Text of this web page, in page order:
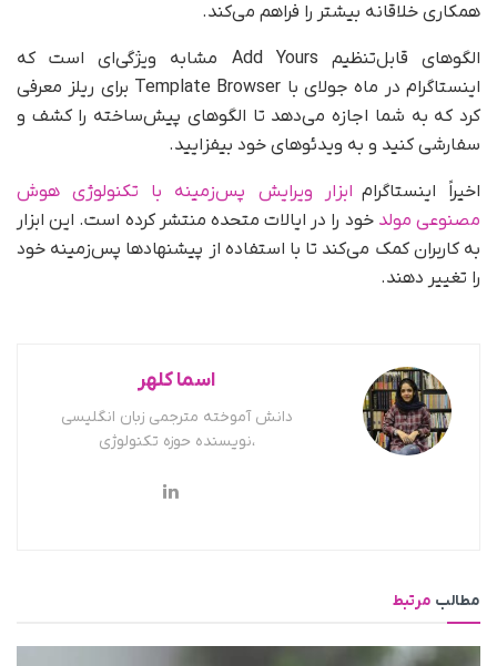
همکاری خلاقانه بیشتر را فراهم می‌کند.
الگوهای قابل‌تنظیم Add Yours مشابه ویژگی‌ای است که
اینستاگرام در ماه جولای با Template Browser برای ریلز معرفی
کرد که به شما اجازه می‌دهد تا الگوهای پیش‌ساخته را کشف و
سفارشی کنید و به ویدئوهای خود بیفزایید.
اخیراً اینستاگرام ابزار ویرایش پس‌زمینه با تکنولوژی هوش
مصنوعی مولد خود را در ایالات متحده منتشر کرده است. این ابزار
به کاربران کمک می‌کند تا با استفاده از پیشنهادها پس‌زمینه خود
را تغییر دهند.
اسما کلهر
دانش آموخته مترجمی زبان انگلیسی
،نویسنده حوزه تکنولوژی
مطالب مرتبط